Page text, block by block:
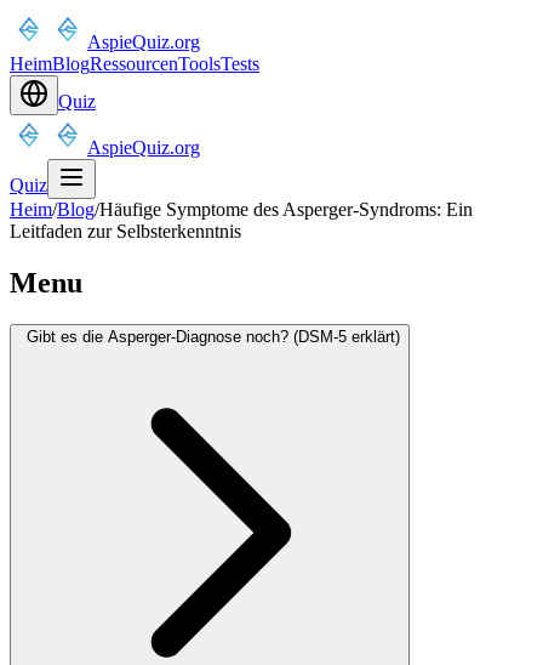
AspieQuiz.org
HeimBlogRessourcenToolsTests
Quiz
AspieQuiz.org
Quiz
Heim/Blog/Häufige Symptome des Asperger-Syndroms: Ein
Leitfaden zur Selbsterkenntnis
Menu
Gibt es die Asperger-Diagnose noch? (DSM-5 erklärt)